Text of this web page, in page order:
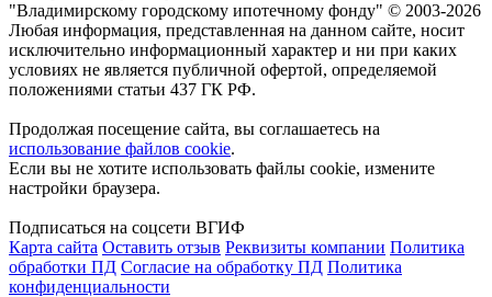
"Владимирскому городскому ипотечному фонду" © 2003-2026
Любая информация, представленная на данном сайте, носит
исключительно информационный характер и ни при каких
условиях не является публичной офертой, определяемой
положениями статьи 437 ГК РФ.
Продолжая посещение сайта, вы соглашаетесь на
использование файлов cookie.
Если вы не хотите использовать файлы cookie, измените
настройки браузера.
Подписаться на соцсети ВГИФ
Карта сайта Оставить отзыв Реквизиты компании Политика
обработки ПД Согласие на обработку ПД Политика
конфиденциальности